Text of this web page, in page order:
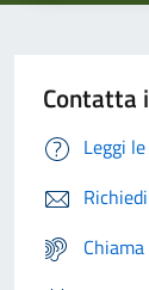
Contatta
Leggi